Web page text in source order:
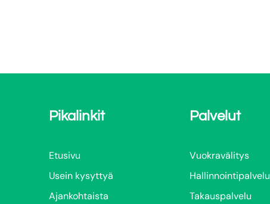
Pikalinkit
Etusivu
Usein kysyttyä
Ajankohtaista
Palvelut
Vuokravälitys
Hallinnointipalvelu
Takauspalvelu